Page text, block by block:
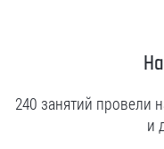
240 занятий провели
и